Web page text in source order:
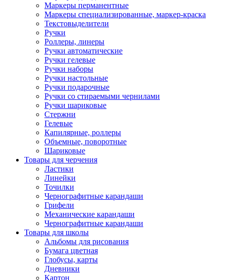
Маркеры перманентные
Маркеры специализированные, маркер-краска
Текстовыделители
Ручки
Роллеры, линеры
Ручки автоматические
Ручки гелевые
Ручки наборы
Ручки настольные
Ручки подарочные
Ручки со стираемыми чернилами
Ручки шариковые
Стержни
Гелевые
Капилярные, роллеры
Объемные, поворотные
Шариковые
Товары для черчения
Ластики
Линейки
Точилки
Чернографитные карандаши
Грифели
Механические карандаши
Чернографитные карандаши
Товары для школы
Альбомы для рисования
Бумага цветная
Глобусы, карты
Дневники
Картон